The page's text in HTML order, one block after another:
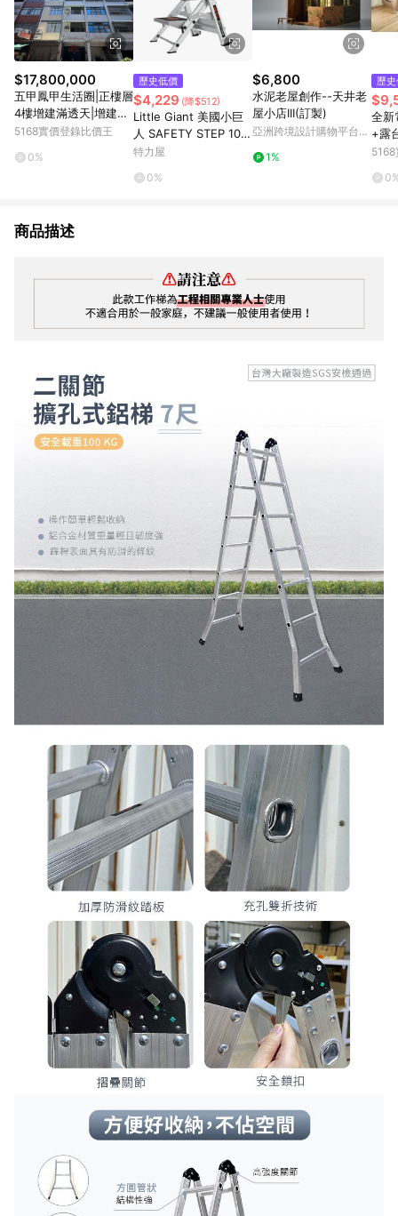
$17,800,000
五甲鳳甲生活圈|正樓層
4樓增建滿透天|增建大
空間｜高雄市鳳山區三
5168實價登錄比價王
0%
歷史低價
$4,229 (降$512)
Little Giant 美國小巨
人 SAFETY STEP 102
10BA 二階安全步梯
特力屋
0%
$6,800
水泥老屋創作--天井老
屋小店III(訂製)
亞洲跨境設計購物平台
1%
歷
全新
+露
機校
商品描述